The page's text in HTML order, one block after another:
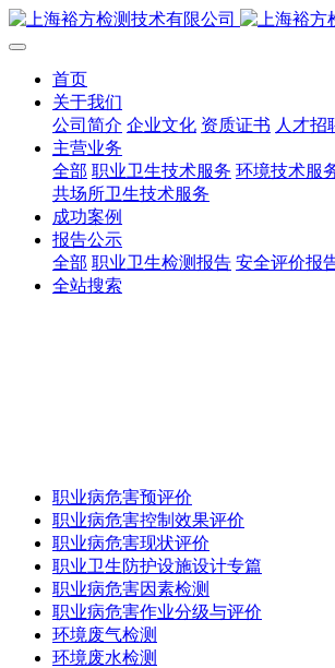
首页
关于我们
公司简介 企业文化 资质证书 人才招
主营业务
全部 职业卫生技术服务 环境技术服
共场所卫生技术服务
成功案例
报告公示
全部 职业卫生检测报告 安全评价报
全站搜索
职业病危害预评价
职业病危害控制效果评价
职业病危害现状评价
职业卫生防护设施设计专篇
职业病危害因素检测
职业病危害作业分级与评价
环境废气检测
环境废水检测